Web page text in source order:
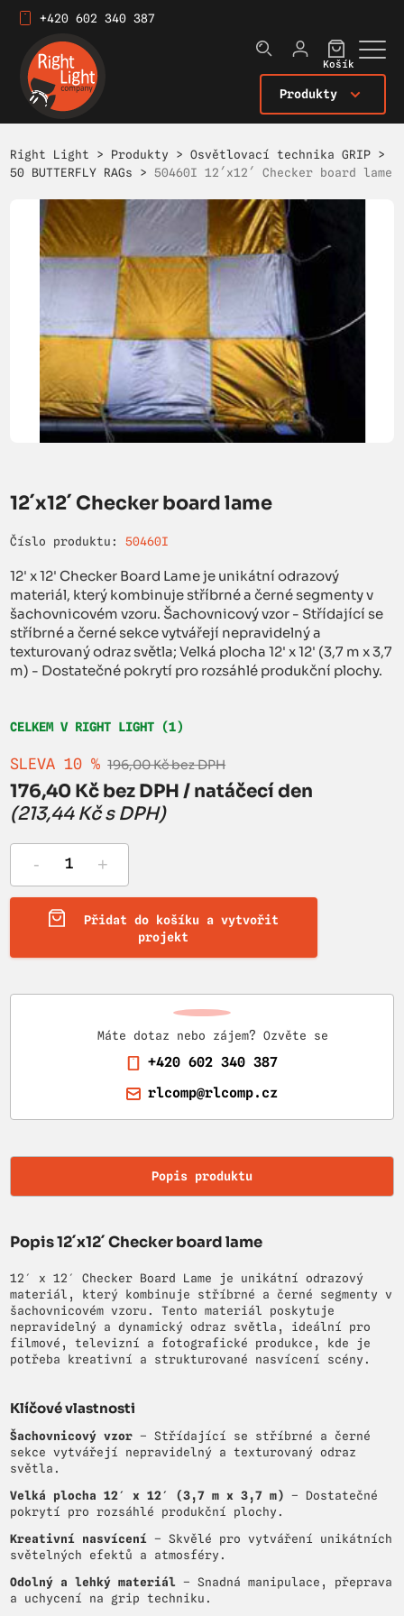
+420 602 340 387
Produkty
Košík
Right Light > Produkty >Osvětlovací technika GRIP >
50 BUTTERFLY RAGs >50460I 12´x12´ Checker board lame
12´x12´ Checker board lame
Číslo produktu: 50460I
12' x 12' Checker Board Lame je unikátní odrazový
materiál, který kombinuje stříbrné a černé segmenty v
šachovnicovém vzoru. Šachovnicový vzor - Střídající se
stříbrné a černé sekce vytvářejí nepravidelný a
texturovaný odraz světla; Velká plocha 12' x 12' (3,7 m x 3,7
m) - Dostatečné pokrytí pro rozsáhlé produkční plochy.
CELKEM V RIGHT LIGHT (1)
SLEVA 10 % 196,00 Kč bez DPH
176,40 Kč bez DPH / natáčecí den
(213,44 Kč s DPH)
- +
Přidat do košíku a vytvořit
projekt
Máte dotaz nebo zájem? Ozvěte se
+420 602 340 387
rlcomp@rlcomp.cz
Popis produktu
Popis 12´x12´ Checker board lame
12′ x 12′ Checker Board Lame je unikátní odrazový
materiál, který kombinuje stříbrné a černé segmenty v
šachovnicovém vzoru. Tento materiál poskytuje
nepravidelný a dynamický odraz světla, ideální pro
filmové, televizní a fotografické produkce, kde je
potřeba kreativní a strukturované nasvícení scény.
Klíčové vlastnosti
Šachovnicový vzor – Střídající se stříbrné a černé
sekce vytvářejí nepravidelný a texturovaný odraz
světla.
Velká plocha 12′ x 12′ (3,7 m x 3,7 m) – Dostatečné
pokrytí pro rozsáhlé produkční plochy.
Kreativní nasvícení – Skvělé pro vytváření unikátních
světelných efektů a atmosféry.
Odolný a lehký materiál – Snadná manipulace, přeprava
a uchycení na grip techniku.